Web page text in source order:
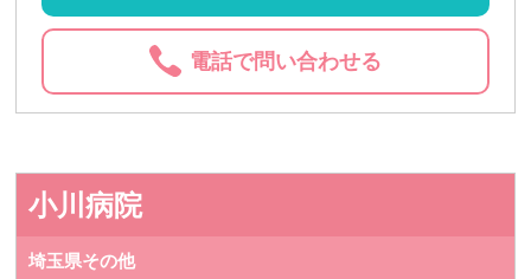
電話で問い合わせる
小川病院
埼玉県その他